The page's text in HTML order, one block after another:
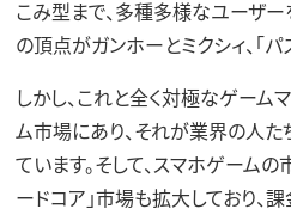
こみ型まで、多種多様なユーザー
の頂点がガンホーとミクシィ、「パ
しかし、これと全く対極なゲー
ム市場にあり、それが業界の人た
ています。そして、スマホゲーム
ードコア」市場も拡大しており、